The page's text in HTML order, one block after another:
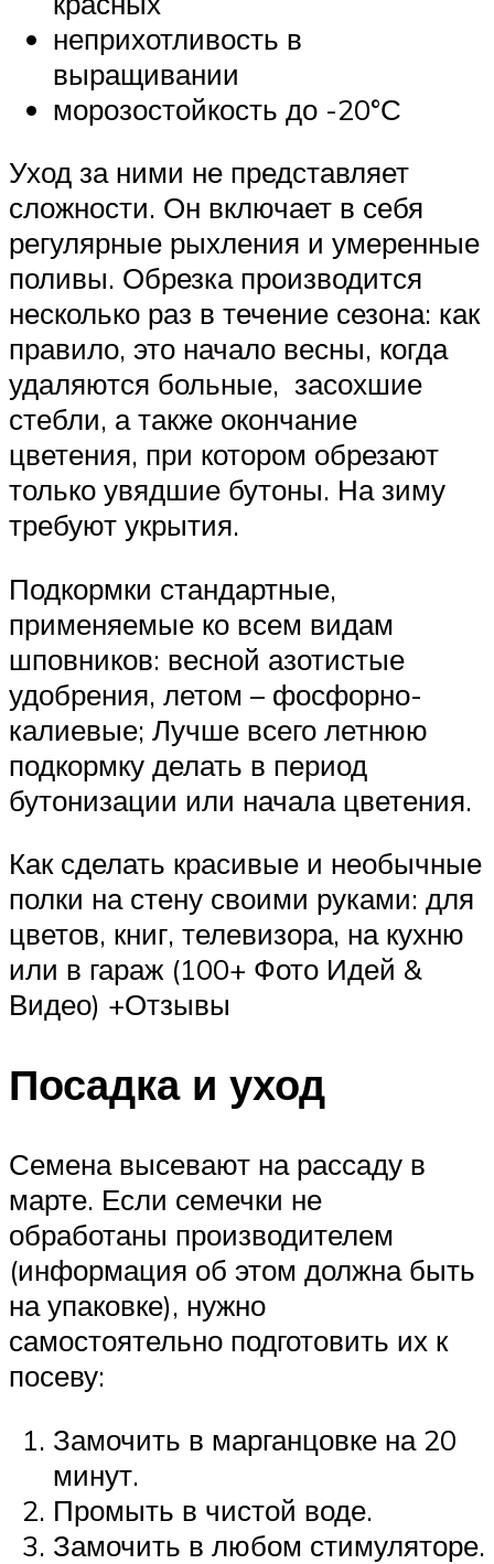
неприхотливость в
выращивании
морозостойкость до -20°С
Уход за ними не представляет
сложности. Он включает в себя
регулярные рыхления и умеренные
поливы. Обрезка производится
несколько раз в течение сезона: как
правило, это начало весны, когда
удаляются больные, засохшие
стебли, а также окончание
цветения, при котором обрезают
только увядшие бутоны. На зиму
требуют укрытия.
Подкормки стандартные,
применяемые ко всем видам
шповников: весной азотистые
удобрения, летом – фосфорно-
калиевые; Лучше всего летнюю
подкормку делать в период
бутонизации или начала цветения.
Как сделать красивые и необычные
полки на стену своими руками: для
цветов, книг, телевизора, на кухню
или в гараж (100+ Фото Идей &
Видео) +Отзывы
Посадка и уход
Семена высевают на рассаду в
марте. Если семечки не
обработаны производителем
(информация об этом должна быть
на упаковке), нужно
самостоятельно подготовить их к
посеву:
Замочить в марганцовке на 20
минут.
Промыть в чистой воде.
Замочить в любом стимуляторе.